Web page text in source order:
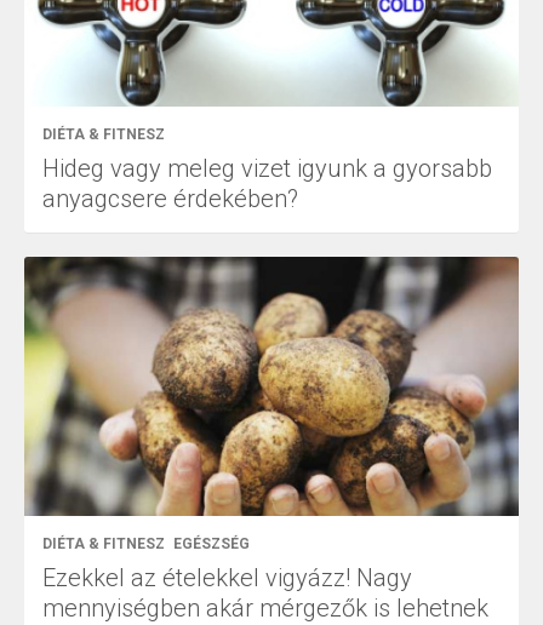
DIÉTA & FITNESZ
Hideg vagy meleg vizet igyunk a gyorsabb
anyagcsere érdekében?
DIÉTA & FITNESZ EGÉSZSÉG
Ezekkel az ételekkel vigyázz! Nagy
mennyiségben akár mérgezők is lehetnek